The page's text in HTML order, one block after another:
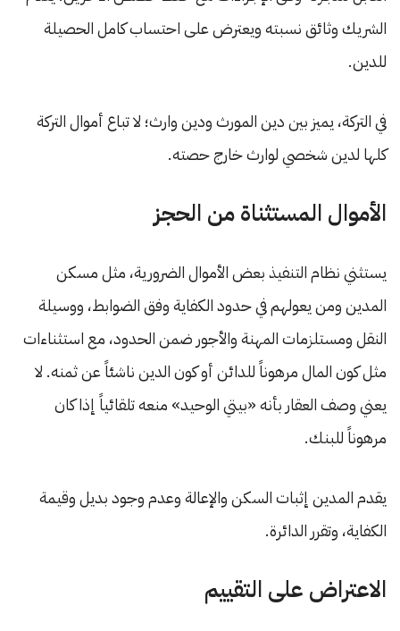
الشريك وثائق نسبته ويعترض على احتساب كامل الحصيلة
للدين.
في التركة، يميز بين دين المورث ودين وارث؛ لا تباع أموال التركة
كلها لدين شخصي لوارث خارج حصته.
الأموال المستثناة من الحجز
يستثني نظام التنفيذ بعض الأموال الضرورية، مثل مسكن
المدين ومن يعولهم في حدود الكفاية وفق الضوابط، ووسيلة
النقل ومستلزمات المهنة والأجور ضمن الحدود، مع استثناءات
مثل كون المال مرهوناً للدائن أو كون الدين ناشئاً عن ثمنه. لا
يعني وصف العقار بأنه «بيتي الوحيد» منعه تلقائياً إذا كان
مرهوناً للبنك.
يقدم المدين إثبات السكن والإعالة وعدم وجود بديل وقيمة
الكفاية، وتقرر الدائرة.
الاعتراض على التقييم